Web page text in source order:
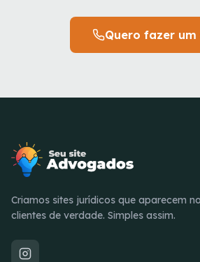
Quero fazer um
Criamos sites jurídicos que aparecem
clientes de verdade. Simples assim.